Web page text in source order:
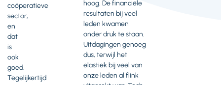
coöperatieve
sector,
en
dat
is
ook
goed.
Tegelijkertijd
hoog. De financiële
resultaten bij veel
leden kwamen
onder druk te staan.
Uitdagingen genoeg
dus, terwijl het
elastiek bij veel van
onze leden al flink